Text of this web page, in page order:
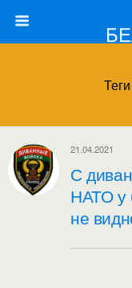
21.04.2021
С
НАТО у
не